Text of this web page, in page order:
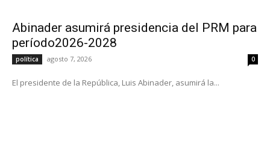
Abinader asumirá presidencia del PRM para
período2026-2028
política agosto 7, 2026 0
El presidente de la República, Luis Abinader, asumirá la...